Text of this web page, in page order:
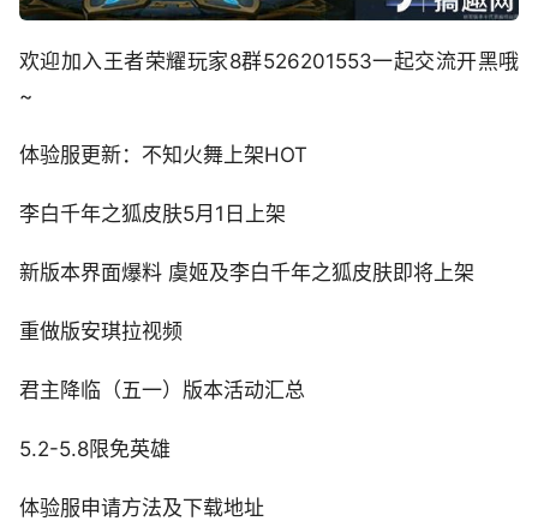
欢迎加入王者荣耀玩家8群526201553一起交流开黑哦
~
体验服更新：不知火舞上架HOT
李白千年之狐皮肤5月1日上架
新版本界面爆料 虞姬及李白千年之狐皮肤即将上架
重做版安琪拉视频
君主降临（五一）版本活动汇总
5.2-5.8限免英雄
体验服申请方法及下载地址